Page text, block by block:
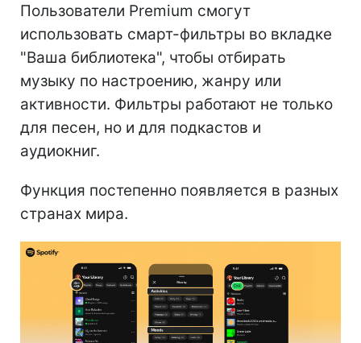
Пользователи Premium смогут
использовать смарт-фильтры во вкладке
"Ваша библиотека", чтобы отбирать
музыку по настроению, жанру или
активности. Фильтры работают не только
для песен, но и для подкастов и
аудиокниг.
Функция постепенно появляется в разных
странах мира.